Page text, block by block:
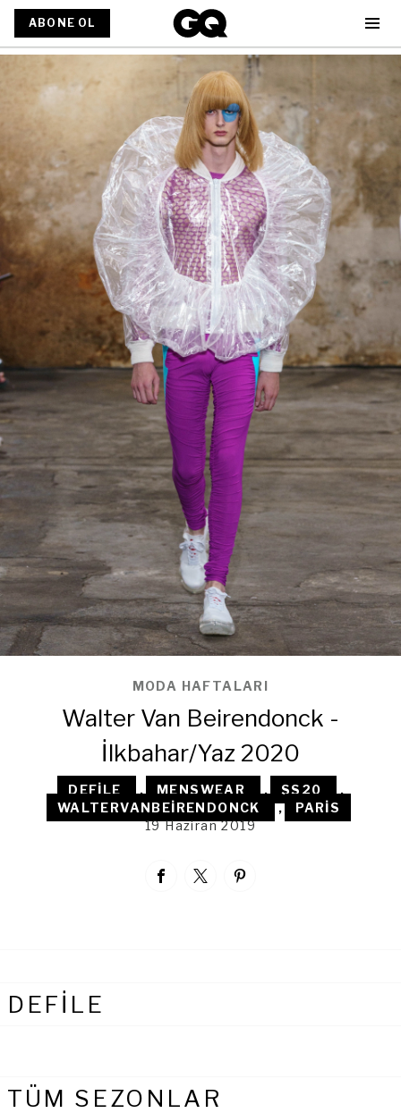
ABONE OL
MODA HAFTALARI
Walter Van Beirendonck -
İlkbahar/Yaz 2020
DEFILE , MENSWEAR , SS20
,
WALTERVANBEIRENDONCK
,
PARIS
19 Haziran 2019
DEFİLE
TÜM SEZONLAR